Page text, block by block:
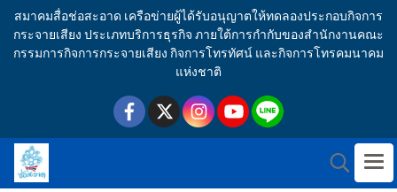
สมาคมสื่อช่อสะอาด เครือข่ายผู้ได้รับอนุญาตให้ทดลองประกอบกิจการ
กระจายเสียง ประเภทบริการธุรกิจ ภายใต้การกำกับของสำนักงานคณะ
กรรมการกิจการกระจายเสียง กิจการโทรทัศน์ และกิจการโทรคมนาคม
แห่งชาติ